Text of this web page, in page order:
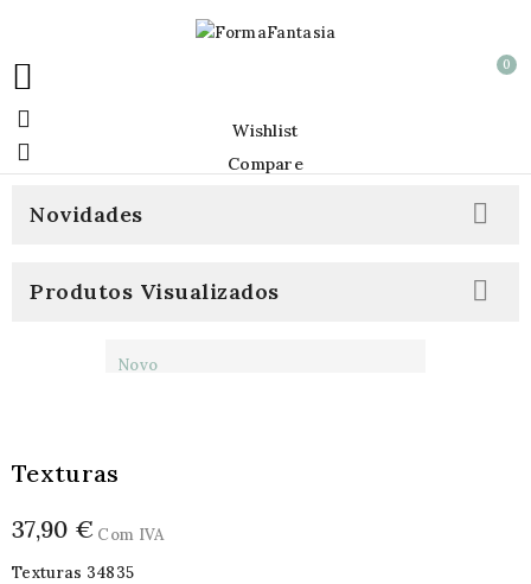
 0
 Wishlist
 Compare
Novidades 
Produtos Visualizados 
Novo
Texturas
37,90 € Com IVA
Texturas 34835